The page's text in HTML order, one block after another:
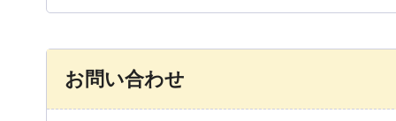
お問い合わせ